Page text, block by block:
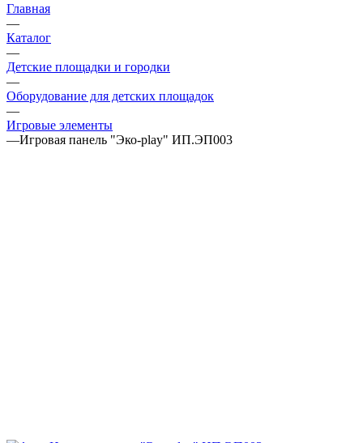
Главная
—
Каталог
—
Детские площадки и городки
—
Оборудование для детских площадок
—
Игровые элементы
—Игровая панель "Эко-play" ИП.ЭП003